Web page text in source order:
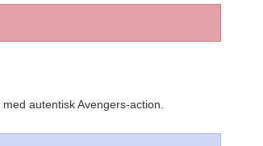
autentisk Avengers-action.